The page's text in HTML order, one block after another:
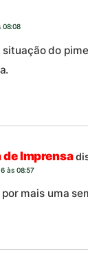
08:08
situação do
Imprensa
às 08:57
mais uma